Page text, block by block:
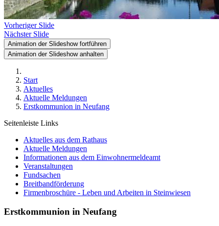
Vorheriger Slide
Nächster Slide
Animation der Slideshow fortführen
Animation der Slideshow anhalten
Start
Aktuelles
Aktuelle Meldungen
Erstkommunion in Neufang
Seitenleiste Links
Aktuelles aus dem Rathaus
Aktuelle Meldungen
Informationen aus dem Einwohnermeldeamt
Veranstaltungen
Fundsachen
Breitbandförderung
Firmenbroschüre - Leben und Arbeiten in Steinwiesen
Erstkommunion in Neufang